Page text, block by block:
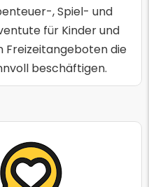
, Spiel- und
für Kinder und
Freizeitangeboten die
beschäftigen.